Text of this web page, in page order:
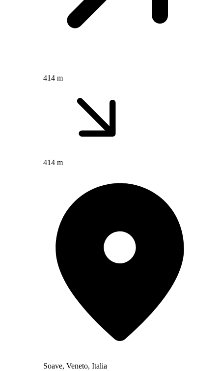
414 m
414 m
Soave, Veneto, Italia